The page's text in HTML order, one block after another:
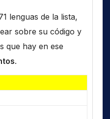
lenguas de la lista,
sobre su código y
que hay en ese
.